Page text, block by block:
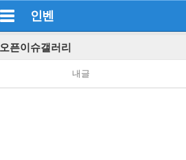
인벤
오픈이슈갤러리
내글